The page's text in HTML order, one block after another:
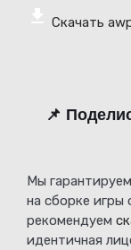
Скачать
📌
Мы
на сборке игры
рекомендуем
идентичная